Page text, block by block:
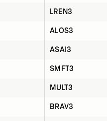
LREN3
ALOS3
ASAI3
SMFT3
MULT3
BRAV3